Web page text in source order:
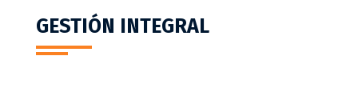
GESTIÓN INTEGRAL